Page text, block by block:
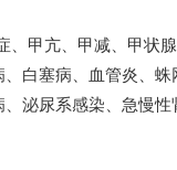
甲亢、甲减、甲状
白塞病、血管炎、
泌尿系感染、急慢